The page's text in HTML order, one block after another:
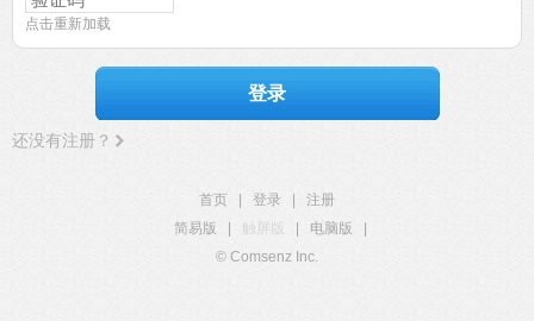
点击重新加载
登录
还没有注册？
首页 登录
注册
简易版
触屏版 电脑版
© Comsenz Inc.